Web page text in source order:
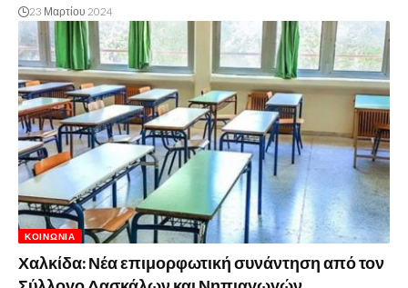
23 Μαρτίου 2024
ΚΟΙΝΩΝΊΑ
Χαλκίδα: Νέα επιμορφωτική συνάντηση από τον